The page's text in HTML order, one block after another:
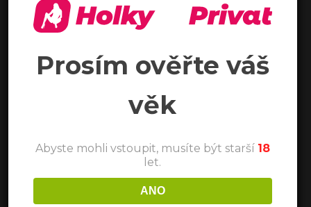
Prosím ověřte váš
věk
Abyste mohli vstoupit, musíte být starší 18
let.
ANO